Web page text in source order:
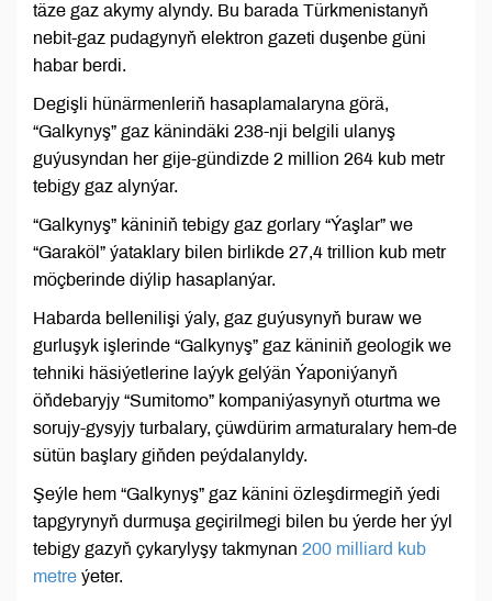
täze gaz akymy alyndy. Bu barada Türkmenistanyň
nebit-gaz pudagynyň elektron gazeti duşenbe güni
habar berdi.
Degişli hünärmenleriň hasaplamalaryna görä,
“Galkynyş” gaz känindäki 238-nji belgili ulanyş
guýusyndan her gije-gündizde 2 million 264 kub metr
tebigy gaz alynýar.
“Galkynyş” käniniň tebigy gaz gorlary “Ýaşlar” we
“Garaköl” ýataklary bilen birlikde 27,4 trillion kub metr
möçberinde diýlip hasaplanýar.
Habarda bellenilişi ýaly, gaz guýusynyň buraw we
gurluşyk işlerinde “Galkynyş” gaz käniniň geologik we
tehniki häsiýetlerine laýyk gelýän Ýaponiýanyň
öňdebaryjy “Sumitomo” kompaniýasynyň oturtma we
sorujy-gysyjy turbalary, çüwdürim armaturalary hem-de
sütün başlary giňden peýdalanyldy.
Şeýle hem “Galkynyş” gaz känini özleşdirmegiň ýedi
tapgyrynyň durmuşa geçirilmegi bilen bu ýerde her ýyl
tebigy gazyň çykarylyşy takmynan 200 milliard kub
metre ýeter.